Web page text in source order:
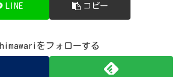
LINE コピー
himawariをフォローする